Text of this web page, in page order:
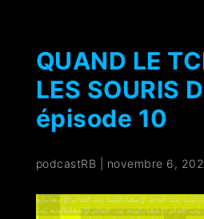
QUAND LE
LES SOURIS
épisode 10
podcastRB novembre 6,